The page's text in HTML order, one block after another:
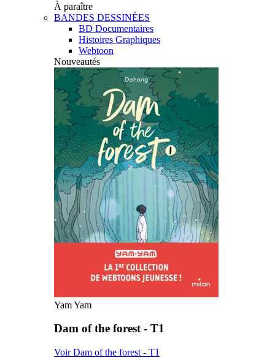
À paraître
BANDES DESSINÉES
BD Documentaires
Histoires Graphiques
Webtoon
Nouveautés
Yam Yam
Dam of the forest - T1
Voir Dam of the forest - T1